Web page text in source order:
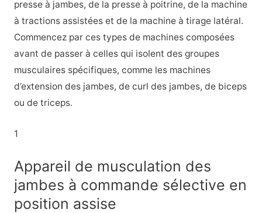
presse à jambes, de la presse à poitrine, de la machine
à tractions assistées et de la machine à tirage latéral.
Commencez par ces types de machines composées
avant de passer à celles qui isolent des groupes
musculaires spécifiques, comme les machines
d’extension des jambes, de curl des jambes, de biceps
ou de triceps.
1
Appareil de musculation des
jambes à commande sélective en
position assise